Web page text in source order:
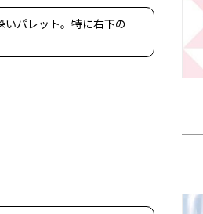
いパレット。特に右下の